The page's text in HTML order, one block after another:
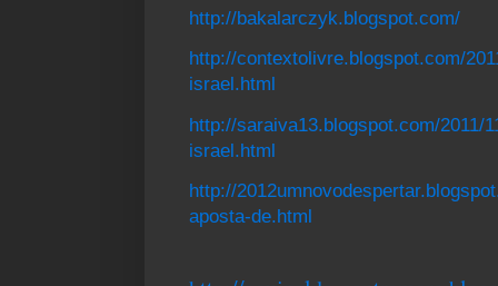
http://bakalarczyk.blogspot.com/
http://contextolivre.blogspot.com/
israel.html
http://saraiva13.blogspot.com/2011/
israel.html
http://
aposta-de.html